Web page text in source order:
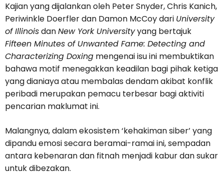
Kajian yang dijalankan oleh Peter Snyder, Chris Kanich,
Periwinkle Doerfler dan Damon McCoy dari University
of IllinoisdanNew York Universityyang bertajuk
Fifteen Minutes of Unwanted Fame: Detecting and
Characterizing Doxing mengenai isu ini membuktikan
bahawa motif menegakkan keadilan bagi pihak ketiga
yang dianiaya atau membalas dendam akibat konflik
peribadi merupakan pemacu terbesar bagi aktiviti
pencarian maklumat ini.
Malangnya, dalam ekosistem ‘kehakiman siber’ yang
dipandu emosi secara beramai-ramai ini, sempadan
antara kebenaran dan fitnah menjadi kabur dan sukar
untuk dibezakan.